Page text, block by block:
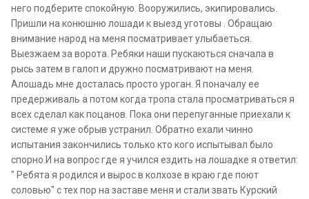
него подберите спокойную. Вооружились, экипировались.
Пришли на конюшню лошади к выезд уготовы . Обращаю
внимание народ на меня посматривает улыбаеться.
Выезжаем за ворота. Ребяки наши пускаються сначала в
рысь затем в галоп и дружно посматривают на меня.
Алошадь мне досталась просто уроган. Я поначалу ее
предерживаль а потом когда тропа стала просматриваться я
всех сделал как поцанов. Пока они перепуганные приехали к
системе я уже обрыв устранил. Обратно ехали чинно
испытания закончились только кто кого испытывал было
спорно.И на вопрос где я учился ездить на лошадке я ответил:
" Ребята я родился и вырос в колхозе в краю где поют
соловью" с тех пор на заставе меня и стали звать Курский